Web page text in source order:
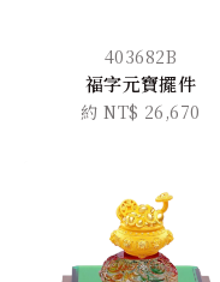
403682B
福字元寶擺件
約 NT$ 26,670